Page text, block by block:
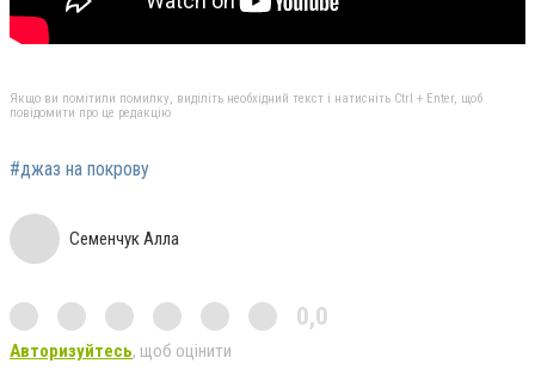
Якщо ви помітили помилку, виділіть необхідний текст і натисніть Ctrl + Enter, щоб
повідомити про це редакцію
#джаз на покрову
Семенчук Алла
0,0
Авторизуйтесь, щоб оцінити